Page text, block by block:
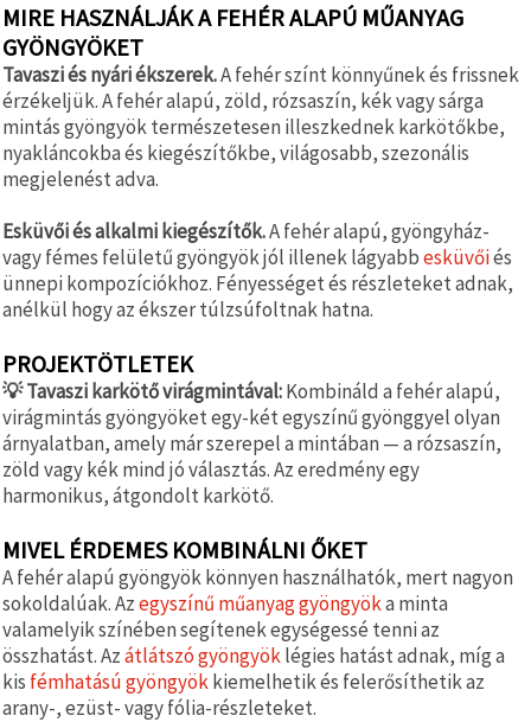
MIRE HASZNÁLJÁK A FEHÉR ALAPÚ MŰANYAG
GYÖNGYÖKET
Tavaszi és nyári ékszerek.A fehér színt könnyűnek és frissnek
érzékeljük. A fehér alapú, zöld, rózsaszín, kék vagy sárga
mintás gyöngyök természetesen illeszkednek karkötőkbe,
nyakláncokba és kiegészítőkbe, világosabb, szezonális
megjelenést adva.
Esküvői és alkalmi kiegészítők.A fehér alapú, gyöngyház-
vagy fémes felületű gyöngyök jól illenek lágyabbesküvőiés
ünnepi kompozíciókhoz. Fényességet és részleteket adnak,
anélkül hogy az ékszer túlzsúfoltnak hatna.
PROJEKTÖTLETEK
💡 Tavaszi karkötő virágmintával:Kombináld a fehér alapú,
virágmintás gyöngyöket egy-két egyszínű gyönggyel olyan
árnyalatban, amely már szerepel a mintában — a rózsaszín,
zöld vagy kék mind jó választás. Az eredmény egy
harmonikus, átgondolt karkötő.
MIVEL ÉRDEMES KOMBINÁLNI ŐKET
A fehér alapú gyöngyök könnyen használhatók, mert nagyon
sokoldalúak. Azegyszínű műanyag gyöngyöka minta
valamelyik színében segítenek egységessé tenni az
összhatást. Azátlátszó gyöngyöklégies hatást adnak, míg a
kis fémhatású gyöngyökkiemelhetik és felerősíthetik az
arany-, ezüst- vagy fólia-részleteket.